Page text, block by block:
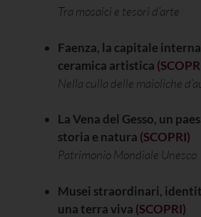
Tra mosaici e tesori d’arte
Faenza, la capitale
ceramica artistica
Nella culla delle maioliche
La Vena del Gesso, un
storia e natura (SCOPRI)
Patrimonio Mondiale Unesco
Musei straordinari,
una terra viva (SCOPRI)